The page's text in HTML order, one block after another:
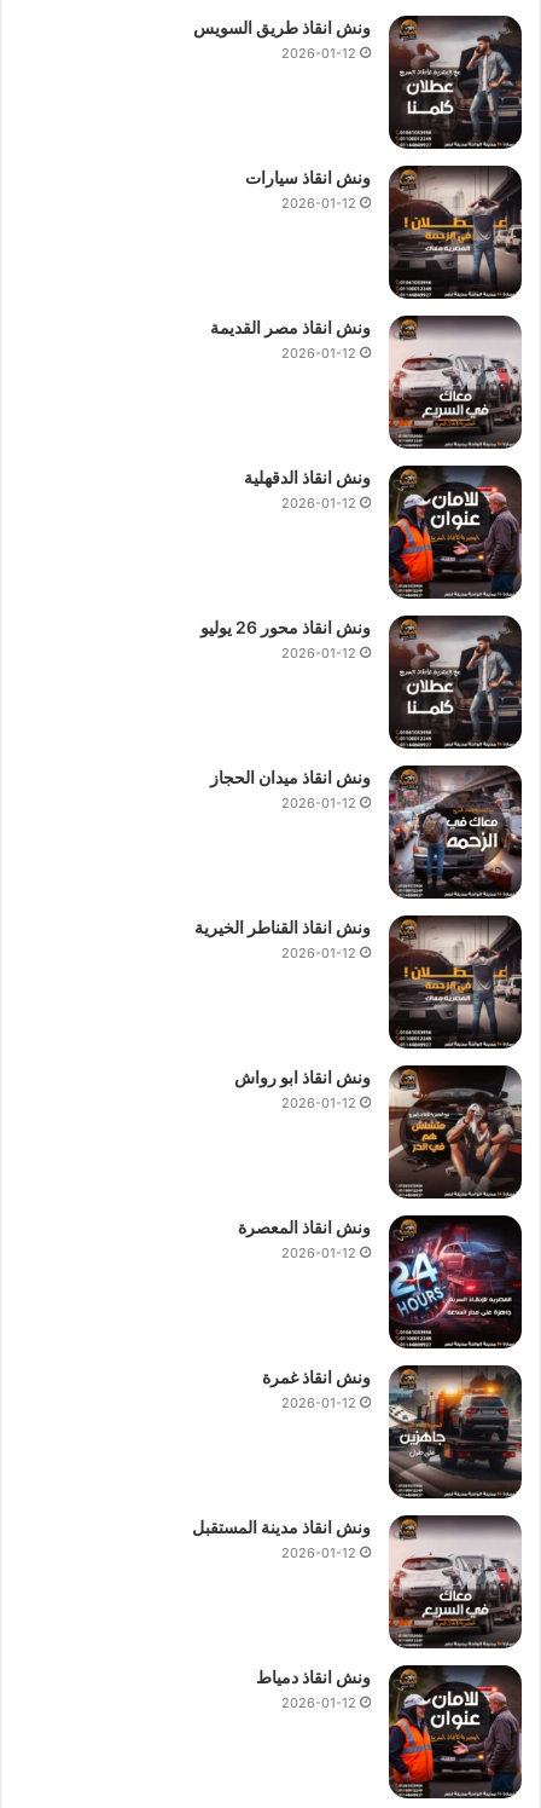
ونش انقاذ طريق السويس
2026-01-12
ونش انقاذ سيارات
2026-01-12
ونش انقاذ مصر القديمة
2026-01-12
ونش انقاذ الدقهلية
2026-01-12
ونش انقاذ محور 26 يوليو
2026-01-12
ونش انقاذ ميدان الحجاز
2026-01-12
ونش انقاذ القناطر الخيرية
2026-01-12
ونش انقاذ ابو رواش
2026-01-12
ونش انقاذ المعصرة
2026-01-12
ونش انقاذ غمرة
2026-01-12
ونش انقاذ مدينة المستقبل
2026-01-12
ونش انقاذ دمياط
2026-01-12